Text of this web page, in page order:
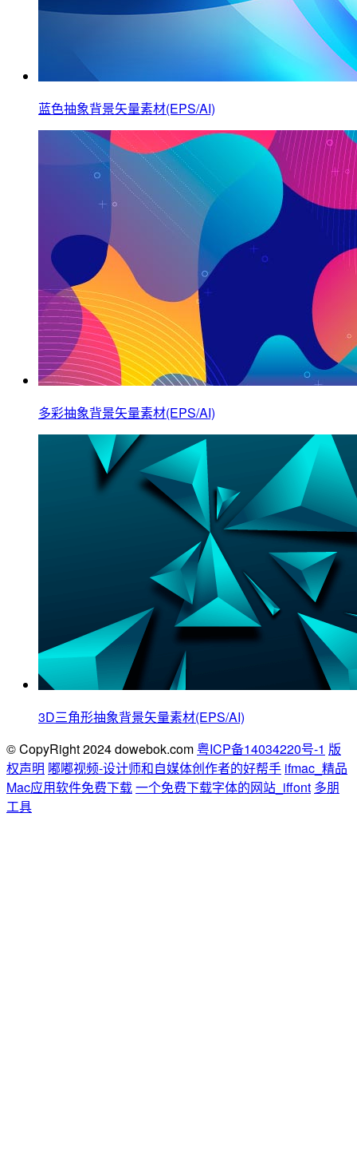
蓝色抽象背景矢量素材(EPS/AI)
多彩抽象背景矢量素材(EPS/AI)
3D三角形抽象背景矢量素材(EPS/AI)
© CopyRight 2024 dowebok.com 粤ICP备14034220号-1 版
权声明 嘟嘟视频-设计师和自媒体创作者的好帮手 ifmac_精品
Mac应用软件免费下载一个免费下载字体的网站_iffont 多朋
工具